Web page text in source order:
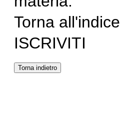
Torna all'indice
ISCRIVITI